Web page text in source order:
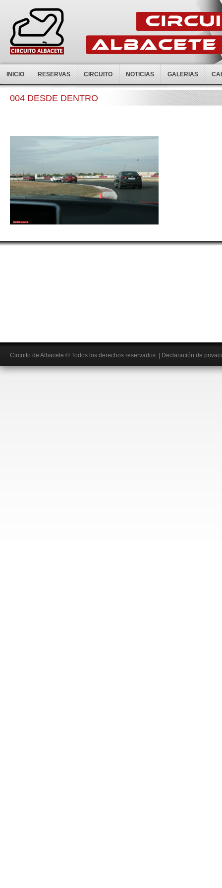
INICIO RESERVAS CIRCUITO NOTICIAS GALERIAS
004 DESDE DENTRO
Circuito de Albacete © Todos los derechos reservados. Declaración de